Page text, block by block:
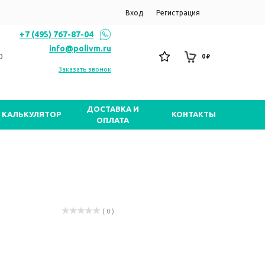
Вход Регистрация
+7 (495) 767-87-04
info@polivm.ru
Заказать звонок
0 ₽
КАЛЬКУЛЯТОР
ДОСТАВКА И
ОПЛАТА
КОНТАКТЫ
( 0 )